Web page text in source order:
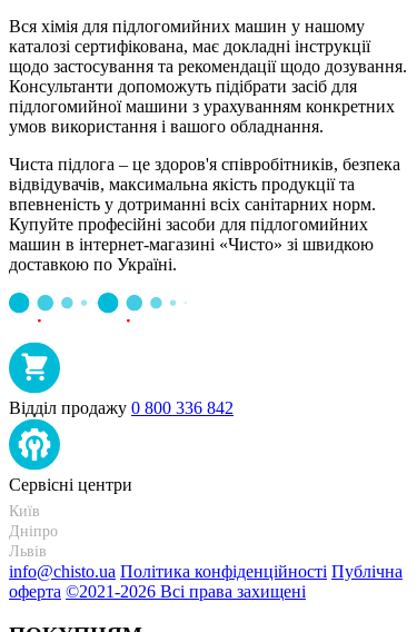
Вся хімія для підлогомийних машин у нашому
каталозі сертифікована, має докладні інструкції
щодо застосування та рекомендації щодо дозування.
Консультанти допоможуть підібрати засіб для
підлогомийної машини з урахуванням конкретних
умов використання і вашого обладнання.
Чиста підлога – це здоров'я співробітників, безпека
відвідувачів, максимальна якість продукції та
впевненість у дотриманні всіх санітарних норм.
Купуйте професійні засоби для підлогомийних
машин в інтернет-магазині «Чисто» зі швидкою
доставкою по Україні.
Відділ продажу 0 800 336 842
Сервісні центри
Київ
Дніпро
Львів
info@chisto.ua Політика конфіденційності Публічна
оферта ©2021-2026 Всі права захищені